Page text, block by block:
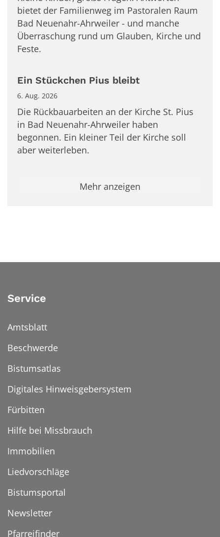
bietet der Familienweg im Pastoralen Raum
Bad Neuenahr-Ahrweiler - und manche
Überraschung rund um Glauben, Kirche und
Feste.
Ein Stückchen Pius bleibt
6. Aug. 2026
Die Rückbauarbeiten an der Kirche St. Pius
in Bad Neuenahr-Ahrweiler haben
begonnen. Ein kleiner Teil der Kirche soll
aber weiterleben.
Mehr anzeigen
Service
Amtsblatt
Beschwerde
Bistumsatlas
Digitales Hinweisgebersystem
Fürbitten
Hilfe bei Missbrauch
Immobilien
Liedvorschläge
Bistumsportal
Newsletter
Pfarreifinder